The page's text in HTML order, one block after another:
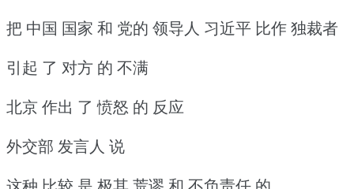
把 中国 国家 和 党的 领导人 习近平 比作 独裁者
引起 了 对方 的 不满
北京 作出 了 愤怒 的 反应
外交部 发言人 说